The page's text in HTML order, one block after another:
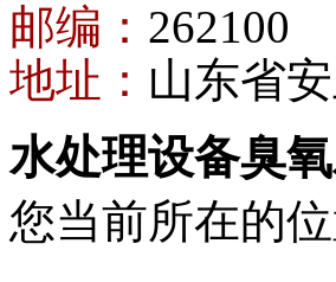
邮编： 262100
地址： 山东省
水处理设备臭
您当前所在的位